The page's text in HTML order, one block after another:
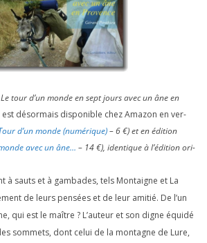
Le tour d’un monde en sept jours avec un âne en
est désor­mais dis­po­nible chez Amazon en ver­
d’un monde (numé­rique)–6€) et en édi­tion
avec un âne… – 14€), iden­tique à l’é­di­tion ori­
à sauts et à gam­bades, tels Montaigne et La
de leurs pen­sées et de leur ami­tié. De l’un
qui est le maître ? L’auteur et son digne équi­dé
som­mets, dont celui de la mon­tagne de Lure,